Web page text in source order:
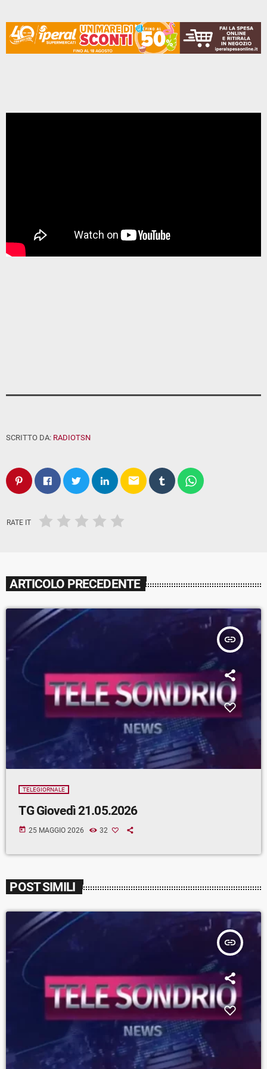
SCRITTO DA: RADIOTSN
email
RATE IT
ARTICOLO PRECEDENTE
insert_link
TELEGIORNALE
TG Giovedì 21.05.2026
today 25 MAGGIO 2026 32
POST SIMILI
insert_link